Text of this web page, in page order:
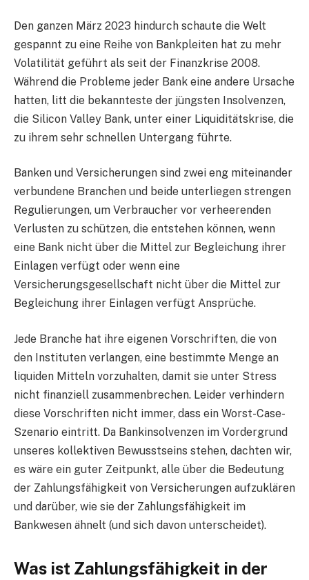
Den ganzen März 2023 hindurch schaute die Welt
gespannt zu eine Reihe von Bankpleiten hat zu mehr
Volatilität geführt als seit der Finanzkrise 2008.
Während die Probleme jeder Bank eine andere Ursache
hatten, litt die bekannteste der jüngsten Insolvenzen,
die Silicon Valley Bank, unter einer Liquiditätskrise, die
zu ihrem sehr schnellen Untergang führte.
Banken und Versicherungen sind zwei eng miteinander
verbundene Branchen und beide unterliegen strengen
Regulierungen, um Verbraucher vor verheerenden
Verlusten zu schützen, die entstehen können, wenn
eine Bank nicht über die Mittel zur Begleichung ihrer
Einlagen verfügt oder wenn eine
Versicherungsgesellschaft nicht über die Mittel zur
Begleichung ihrer Einlagen verfügt Ansprüche.
Jede Branche hat ihre eigenen Vorschriften, die von
den Instituten verlangen, eine bestimmte Menge an
liquiden Mitteln vorzuhalten, damit sie unter Stress
nicht finanziell zusammenbrechen. Leider verhindern
diese Vorschriften nicht immer, dass ein Worst-Case-
Szenario eintritt. Da Bankinsolvenzen im Vordergrund
unseres kollektiven Bewusstseins stehen, dachten wir,
es wäre ein guter Zeitpunkt, alle über die Bedeutung
der Zahlungsfähigkeit von Versicherungen aufzuklären
und darüber, wie sie der Zahlungsfähigkeit im
Bankwesen ähnelt (und sich davon unterscheidet).
Was ist Zahlungsfähigkeit in der